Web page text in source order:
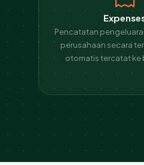
Pencatatan
perusahaan secara
otomatis tercatat ke